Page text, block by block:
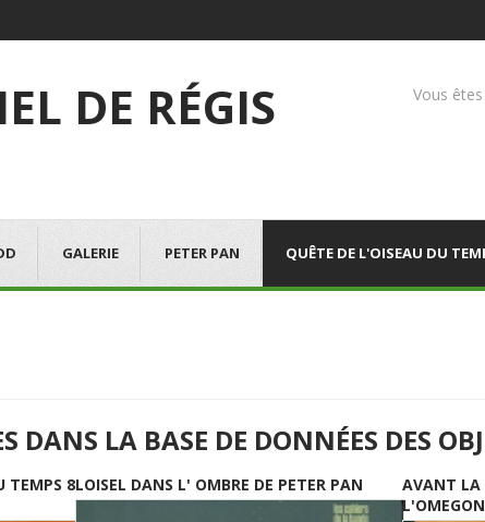
DE RÉGIS Vous êtes
GALERIE PETER PAN QUÊTE DE L'OISEAU DU
DANS LA BASE DE DONNÉES DES
TEMPS 8LOISEL DANS L' OMBRE DE PETER PAN
AVANT LA
L'OMEGON